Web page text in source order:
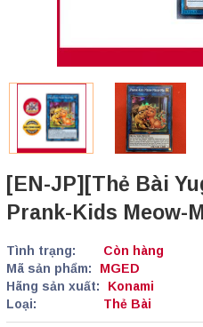
[EN-JP][Thẻ Bài
Prank-Kids Meow-
Tình trạng:
Còn hàng
Mã sản phẩm:
MGED
Hãng sản xuất:
Konami
Loại:
Thẻ Bài